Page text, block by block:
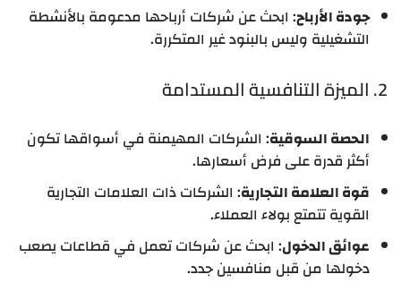
جودة الأرباح: ابحث عن شركات أرباحها مدعومة بالأنشطة
التشغيلية وليس بالبنود غير المتكررة.
2. الميزة التنافسية المستدامة
الحصة السوقية: الشركات المهيمنة في أسواقها تكون
أكثر قدرة على فرض أسعارها.
قوة العلامة التجارية: الشركات ذات العلامات التجارية
القوية تتمتع بولاء العملاء.
عوائق الدخول: ابحث عن شركات تعمل في قطاعات يصعب
دخولها من قبل منافسين جدد.